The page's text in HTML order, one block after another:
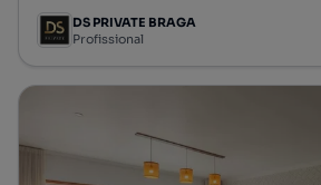
DS PRIVATE BRAGA
Profissional